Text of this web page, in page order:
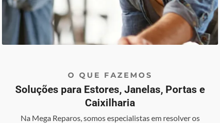
O QUE FAZEMOS
Soluções para Estores, Janelas, Portas e
Caixilharia
Na Mega Reparos, somos especialistas em resolver os